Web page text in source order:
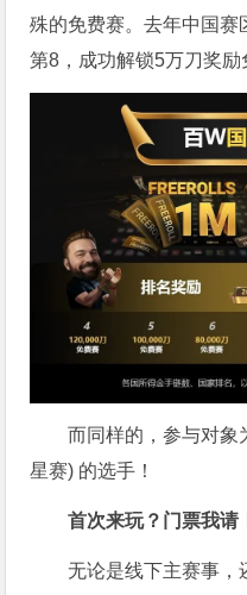
殊的免费赛。去年中国赛
第8，成功解锁5万刀奖励
而同样的，参与对象
星赛) 的选手！
首次来玩？门票我请
无论是线下主赛事，